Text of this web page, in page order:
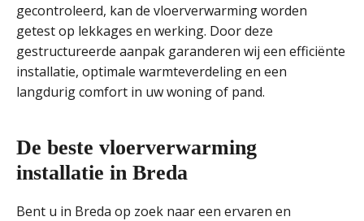
gecontroleerd, kan de vloerverwarming worden
getest op lekkages en werking. Door deze
gestructureerde aanpak garanderen wij een efficiënte
installatie, optimale warmteverdeling en een
langdurig comfort in uw woning of pand.
De beste vloerverwarming
installatie in Breda
Bent u in Breda op zoek naar een ervaren en